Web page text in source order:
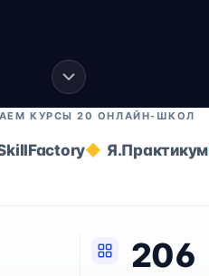
КУРСЫ 20 ОНЛАЙН-ШКОЛ
Я.Практикум
206